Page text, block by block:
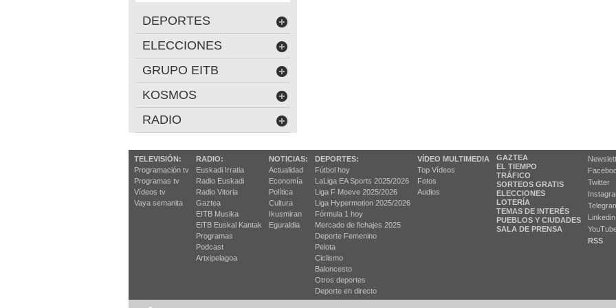
DEPORTES
ELECCIONES
GRUPO EITB
KOSMOS
RADIO
TELEVISIÓN:
Programación tv
Programas tv
Vídeos tv
Vaya semanita
RADIO:
Euskadi Irratia
Radio Euskadi
Radio Vitoria
Gaztea
EITB Musika
EiTB Euskal Kantak
Programas
Podcast
Artxipelagoa
NOTICIAS:
Actualidad
Economía
Política
Cultura
Ikusmiran
Eguraldia
DEPORTES:
Fútbol hoy
LaLiga EA Sports 2025/2026
Liga F Moeve 2025/2026
Liga Hypermotion 2025/2026
Fórmula 1 hoy
Mercado de fichajes 2025
Deporte Femenino
Pelota
Ciclismo
Baloncesto
Otros deportes
Deporte en directo
VÍDEO MULTIMEDIA
Top Vídeos
Fotos
Audios
GAZTEA
EL TIEMPO
TRÁFICO
SORTEOS GRATIS
ELECCIONES
LOTERÍA
TEMAS DE INTERÉS
PUEBLOS Y CIUDADES
SALA DE PRENSA
Twitter
Linkedin
RSS